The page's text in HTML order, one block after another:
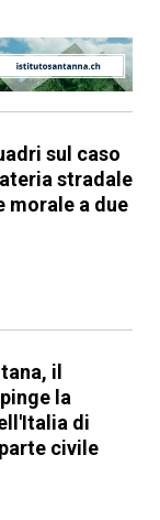
sul caso
stradale
morale a due
il
la
di
civile